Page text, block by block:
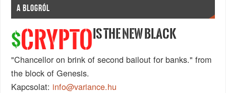
A BLOGRÓL
$CRYPTO IS THE NEW BLACK
"Chancellor on brink of second bailout for banks." from
the block of Genesis.
Kapcsolat: info@variance.hu